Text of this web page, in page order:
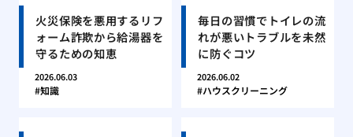
火災保険を悪用するリフ
ォーム詐欺から給湯器を
守るための知恵
2026.06.03
知識
毎日の習慣でトイレの流
れが悪いトラブルを未然
に防ぐコツ
2026.06.02
ハウスクリーニング